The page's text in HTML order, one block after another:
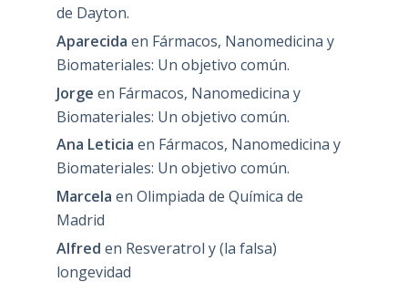
de Dayton.
Aparecida en Fármacos, Nanomedicina y
Biomateriales: Un objetivo común.
Jorge en Fármacos, Nanomedicina y
Biomateriales: Un objetivo común.
Ana Leticia en Fármacos, Nanomedicina y
Biomateriales: Un objetivo común.
Marcela en Olimpiada de Química de
Madrid
Alfred en Resveratrol y (la falsa)
longevidad